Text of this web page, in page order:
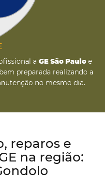
a GE São Pauloe
preparada realizando a
no mesmo dia.
reparos e
na região: